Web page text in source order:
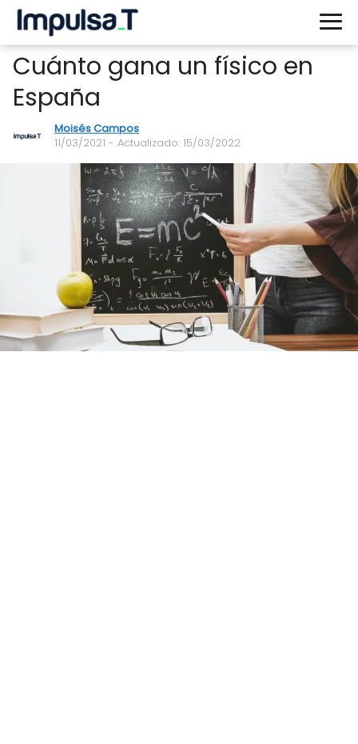
Cuánto gana un físico en
España
Moisés Campos
11/03/2021 - Actualizado: 15/03/2022